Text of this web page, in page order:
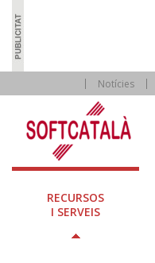
Notícies
RECURSOS
I SERVEIS